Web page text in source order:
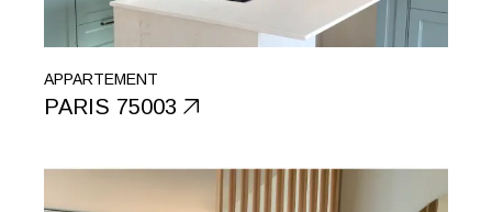
APPARTEMENT
PARIS 75003